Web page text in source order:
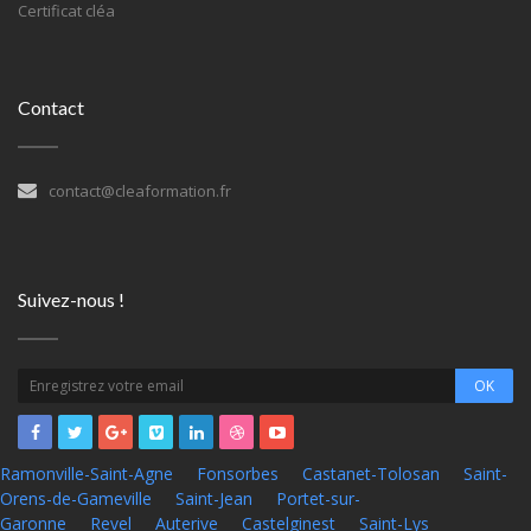
Certificat cléa
Contact
contact@cleaformation.fr
Suivez-nous !
Ramonville-Saint-Agne Fonsorbes Castanet-Tolosan
Saint-
Orens-de-Gameville
Saint-Jean
Portet-sur-
Garonne
Revel Auterive Castelginest Saint-Lys